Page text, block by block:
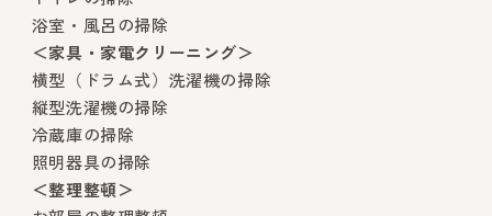
浴室・風呂の掃除
＜家具・家電クリーニング＞
横型（ドラム式）洗濯機の掃除
縦型洗濯機の掃除
冷蔵庫の掃除
照明器具の掃除
＜整理整頓＞